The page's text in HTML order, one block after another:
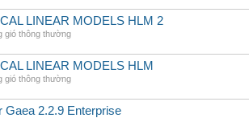
LINEAR MODELS HLM 2
gió thông thường
LINEAR MODELS HLM
gió thông thường
Gaea 2.2.9 Enterprise